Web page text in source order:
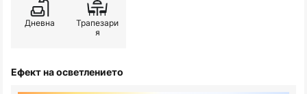
Дневна
Трапезари
я
Ефект на осветлението